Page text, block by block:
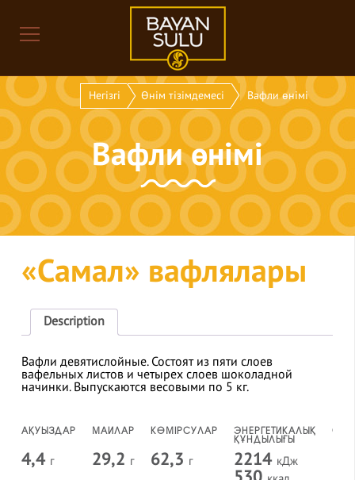
Негізгі Өнім тізімдемесі Вафли өнімі
Вафли өнімі
«Самал» вафлялары
Description
Вафли девятислойные. Состоят из пяти слоев
вафельных листов и четырех слоев шоколадной
начинки. Выпускаются весовыми по 5 кг.
АҚУЫЗДАР МАЙЛАР КӨМІРСУЛАР ЭНЕРГЕТИКАЛЫҚ
ҚҰНДЫЛЫҒЫ
4,4 г 29,2 г 62,3 г 2214 кДж